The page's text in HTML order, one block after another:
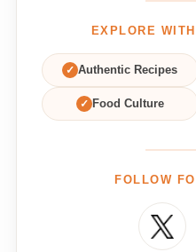
EXPLORE
✓ Authentic Recipes
✓ Food Culture
FOLLOW